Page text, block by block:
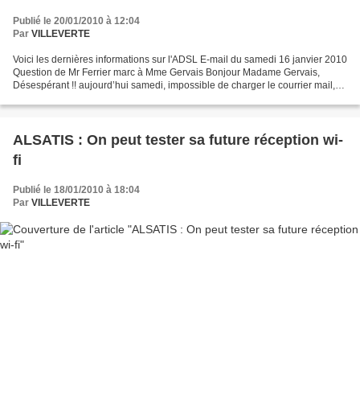
Publié le 20/01/2010 à 12:04
Par VILLEVERTE
Voici les dernières informations sur l'ADSL E-mail du samedi 16 janvier 2010
Question de Mr Ferrier marc à Mme Gervais Bonjour Madame Gervais,
Désespérant !! aujourd’hui samedi, impossible de charger le courrier mail,
ALSATIS : On peut tester sa future réception wi-
fi
Publié le 18/01/2010 à 18:04
Par VILLEVERTE